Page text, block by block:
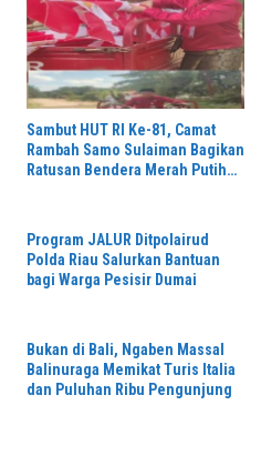
Sambut HUT RI Ke-81, Camat
Rambah Samo Sulaiman Bagikan
Ratusan Bendera Merah Putih
Program JALUR Ditpolairud
Polda Riau Salurkan Bantuan
bagi Warga Pesisir Dumai
Bukan di Bali, Ngaben Massal
Balinuraga Memikat Turis Italia
dan Puluhan Ribu Pengunjung